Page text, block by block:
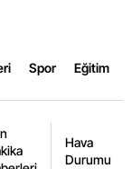
Spor Eğitim
Hava
Durumu